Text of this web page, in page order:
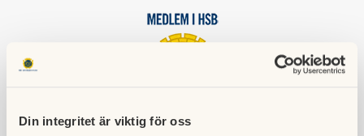
Din integritet är viktig för oss
HSB BRF